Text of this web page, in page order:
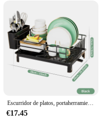
Escurridor de platos, portaherramientas con bandeja de drenaje y línea de goteo, portavasos, porta cubiertos, estante de almacenamiento para encimera de cocina
€17.45